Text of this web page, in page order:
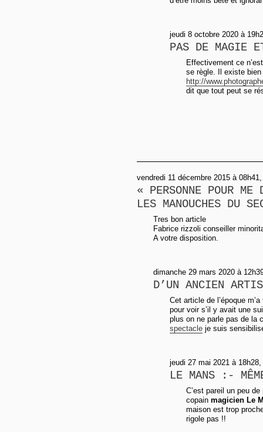
jeudi 8 octobre 2020 à
PAS DE MAGIE
Effectivement ce
se règle. Il existe
http://
dit que tout peut se
vendredi 11 décembre 2015 à
« PERSONNE POUR
LES MANOUCHES DU
Tres bon article
Fabrice rizzoli conseiller
A votre disposition.
dimanche 29 mars 2020 à
D’UN ANCIEN
Cet article de l’époque
pour voir s’il y avait une
plus on ne parle pas de la
spectacle je suis
jeudi 27 mai 2021 à 18h28,
LE MANS :-
C’est pareil un peu
copain magicien Le
maison est trop
rigole pas !!